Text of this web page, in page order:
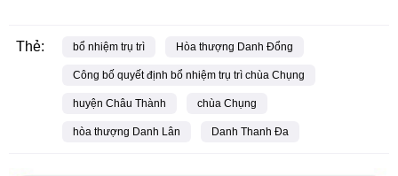
Thẻ: bổ nhiệm trụ trì Hòa thượng Danh Đổng
Công bố quyết định bổ nhiệm trụ trì chùa Chụng
huyện Châu Thành chùa Chụng
hòa thượng Danh Lân Danh Thanh Đa